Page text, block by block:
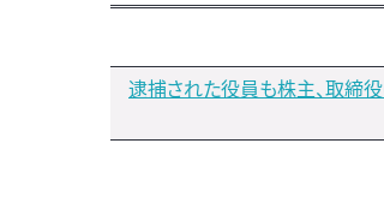
逮捕された役員も株主、取締